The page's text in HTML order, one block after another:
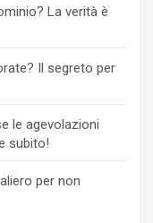
La verità è
Il segreto per
le agevolazioni
subito!
per non